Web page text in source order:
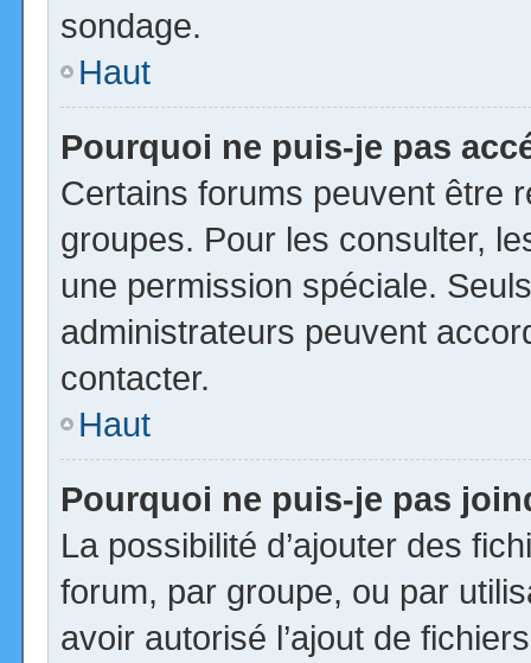
sondage.
Haut
Pourquoi ne puis-je pas
Certains forums peuvent être
groupes. Pour les consulter,
une permission spéciale.
administrateurs peuvent
contacter.
Haut
Pourquoi ne puis-je pas
La possibilité d’ajouter des
forum, par groupe, ou par
avoir autorisé l’ajout de